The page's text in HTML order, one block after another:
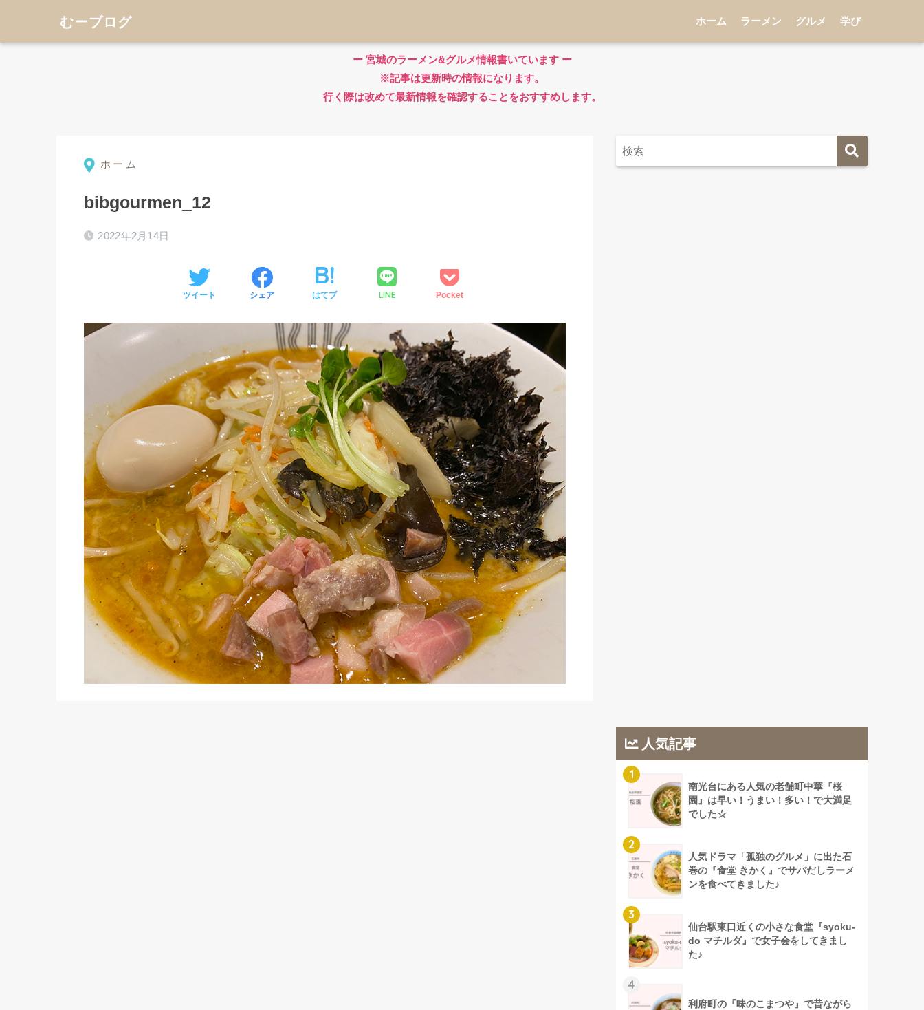
むーブログ ホーム ラーメン グルメ 学び
ー 宮城のラーメン&グルメ情報書いています ー
※記事は更新時の情報になります。
行く際は改めて最新情報を確認することをおすすめします。
ホーム
bibgourmen_12
2022年2月14日
ツイート シェア はてブ LINE Pocket
人気記事
1
南光台にある人気の老舗町中華『桜
園』は早い！うまい！多い！で大満足
でした☆
2
人気ドラマ「孤独のグルメ」に出た石
巻の『食堂 きかく』でサバだしラーメ
ンを食べてきました♪
3
仙台駅東口近くの小さな食堂『syoku-
do マチルダ』で女子会をしてきまし
た♪
4
利府町の『味のこまつや』で昔ながら